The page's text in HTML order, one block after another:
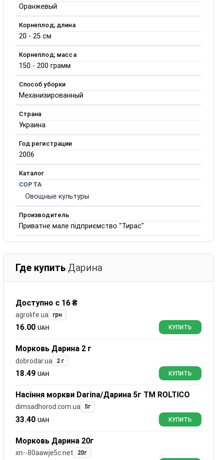
Оранжевый
Корнеплод; длина
20 - 25 см
Корнеплод; масса
150 - 200 грамм
Способ уборки
Механизированный
Страна
Украина
Год регистрации
2006
Каталог
СОРТА
Овощные культуры
Производитель
Приватне мале підприємство "Тирас"
Где купить Дарина
Доступно с 16 ₴
agrolife.ua грн
16.00 UAH КУПИТЬ
Морковь Дарина 2 г
dobrodar.ua 2 г
18.49 UAH КУПИТЬ
Насіння моркви Darina/Дарина 5г ТМ ROLTICO
dimsadhorod.com.ua 5г
33.40 UAH КУПИТЬ
Морковь Дарина 20г
xn--80aawje5c.net 20г